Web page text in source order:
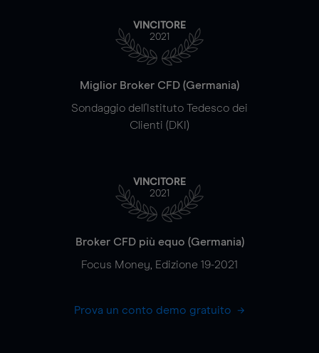
VINCITORE
2021
Miglior Broker CFD (Germania)
Sondaggio dell'Istituto Tedesco dei
Clienti (DKI)
VINCITORE
2021
Broker CFD più equo (Germania)
Focus Money, Edizione 19-2021
Prova un conto demo gratuito